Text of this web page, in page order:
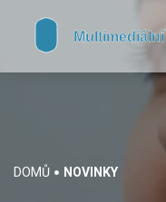
DOMŮ NOVINKY